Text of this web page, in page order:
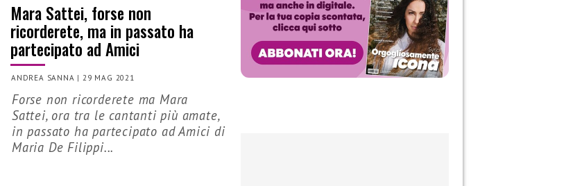
Mara Sattei, forse non
ricorderete, ma in passato ha
partecipato ad Amici
ANDREA SANNA |29 MAG 2021
Forse non ricorderete ma Mara
Sattei, ora tra le cantanti più amate,
in passato ha partecipato ad Amici di
Maria De Filippi...